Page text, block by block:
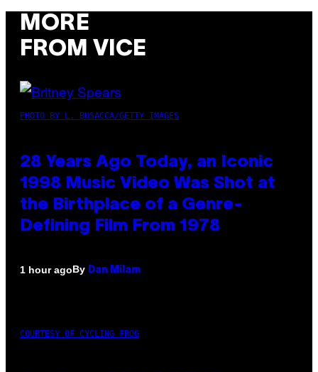
MORE
FROM VICE
PHOTO BY L. BUSACCA/GETTY IMAGES
28 Years Ago Today, an Iconic
1998 Music Video Was Shot at
the Birthplace of a Genre-
Defining Film From 1978
1 hour agoBy Dan Milam
COURTESY OF CYCLING FROG